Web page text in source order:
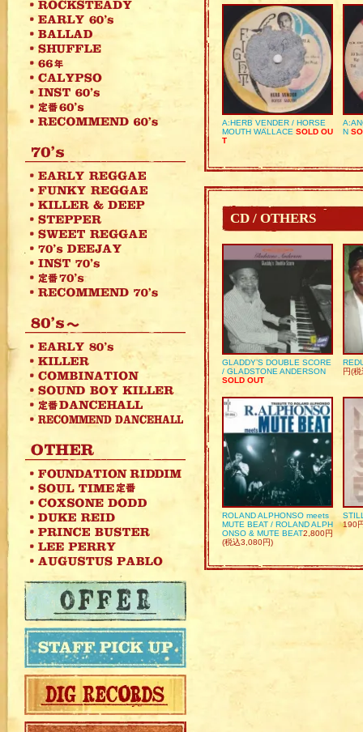
A:HERB VENDER / HORSE
MOUTH WALLACE SOLD OU
T
N
CD / OTHERS
GLADDY’S DOUBLE SCORE
/ GLADSTONE ANDERSON
SOLD OUT
円(
ROLAND ALPHONSO meets
MUTE BEAT / ROLAND ALPH
ONSO & MUTE BEAT2,800円
(税込3,080円)
190